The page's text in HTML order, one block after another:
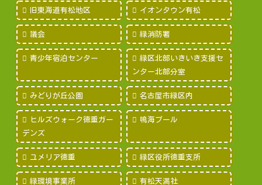
旧東海道有松地区 イオンタウン有松
議会 緑消防署
青少年宿泊センター
緑区北部いきいき支援セ
ンター北部分室
みどりが丘公園 名古屋市緑区内
ヒルズウォーク徳重ガー
デンズ
鳴海プール
ユメリア徳重 緑区役所徳重支所
緑環境事業所 有松天満社